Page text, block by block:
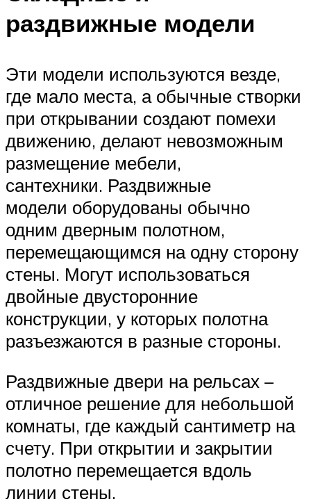
раздвижные модели
Эти модели используются везде,
где мало места, а обычные створки
при открывании создают помехи
движению, делают невозможным
размещение мебели,
сантехники. Раздвижные
модели оборудованы обычно
одним дверным полотном,
перемещающимся на одну сторону
стены. Могут использоваться
двойные двусторонние
конструкции, у которых полотна
разъезжаются в разные стороны.
Раздвижные двери на рельсах –
отличное решение для небольшой
комнаты, где каждый сантиметр на
счету. При открытии и закрытии
полотно перемещается вдоль
линии стены.